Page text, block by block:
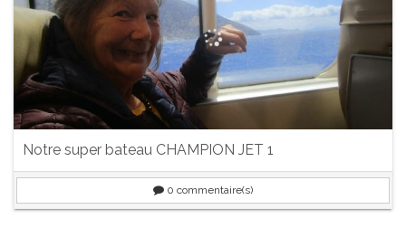
Notre super bateau CHAMPION JET 1
0 commentaire(s)